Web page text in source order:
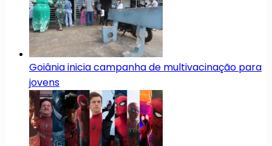
Goiânia inicia campanha de multivacinação para
jovens